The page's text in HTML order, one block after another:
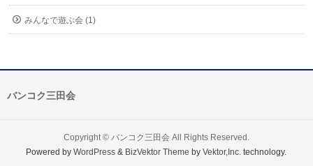
みんなで遊ぶ会 (1)
バンコク三田会
Copyright © バンコク三田会All Rights Reserved.
Powered byWordPress & BizVektor Theme byVektor,Inc. technology.